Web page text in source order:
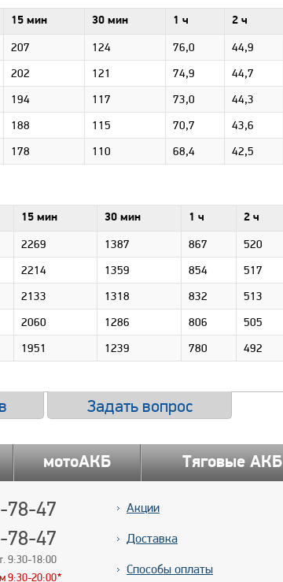
15 мин 30 мин 1 ч 2 ч
207 124 76,0 44,9
202 121 74,9 44,7
194 117 73,0 44,3
188 115 70,7 43,6
178 110 68,4 42,5
15 мин 30 мин 1 ч 2 ч
2269 1387 867 520
2214 1359 854 517
2133 1318 832 513
2060 1286 806 505
1951 1239 780 492
Задать вопрос
мотоАКБ Тяговые АКБ
47
78-47
9:30-18:00
9:30-20:00*
*
Акции
Доставка
Способы оплаты